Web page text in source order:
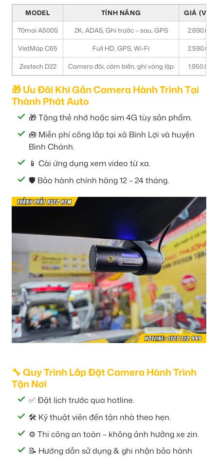
MODEL TÍNH NĂNG
GIÁ
70mai A500S
2K, ADAS, Ghi trước – sau, GPS 2.690.000
VietMap C65 Full HD, GPS, Wi-Fi 2.590.000
Zestech D22 Camera đôi, cảm biến, ghi vòng lặp 1.950.000
🎁 Ưu Đãi Khi Gắn Camera Hành Trình Tại
Thành Phát Auto
🎁 Tặng thẻ nhớ hoặc sim 4G tùy sản phẩm.
🧰 Miễn phí công lắp tại xã Bình Lợi và huyện
Bình Chánh.
📱 Cài ứng dụng xem video từ xa.
🛡️ Bảo hành chính hãng 12 – 24 tháng.
🔧 Quy Trình Lắp Đặt Camera Hành Trình
Tận Nơi
✅ Đặt lịch trước qua hotline.
🛠️ Kỹ thuật viên đến tận nhà theo hẹn.
⚙️ Thi công an toàn – không ảnh hưởng xe zin.
📝 Hướng dẫn sử dụng & ghi nhận bảo hành